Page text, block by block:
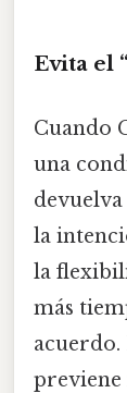
Evita el
Cuando
una
la
la
más
previene